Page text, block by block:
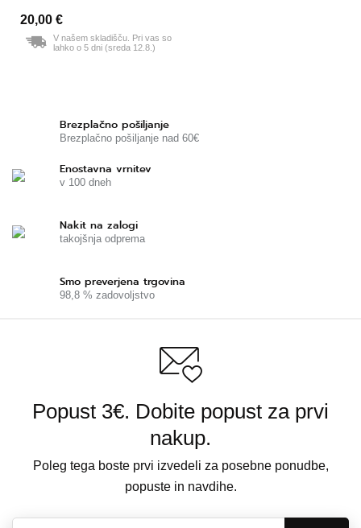
20,00 €
V našem skladišču. Pri vas so
lahko o 5 dni (sreda 12.8.)
Brezplačno pošiljanje
Brezplačno pošiljanje nad 60€
Enostavna vrnitev
v 100 dneh
Nakit na zalogi
takojšnja odprema
Smo preverjena trgovina
98,8 % zadovoljstvo
Popust 3€. Dobite popust za prvi
nakup.
Poleg tega boste prvi izvedeli za posebne ponudbe,
popuste in navdihe.